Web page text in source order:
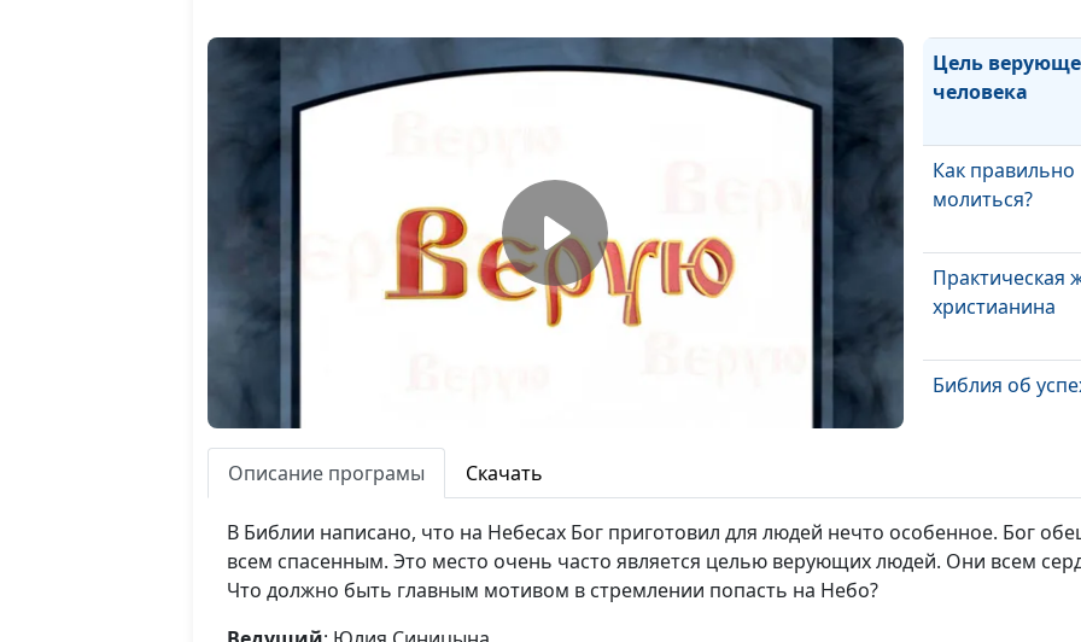
Цель
человека
Как правильно
молиться?
Практическая
христианина
Библия об
Как получить
благословения
Описание програмы Скачать
В Библии написано, что на Небесах Бог приготовил для людей нечто особенное. Бог
всем спасенным. Это место очень часто является целью верующих людей. Они всем
Что должно быть главным мотивом в стремлении попасть на Небо?